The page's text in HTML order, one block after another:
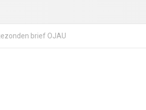
brief OJAU